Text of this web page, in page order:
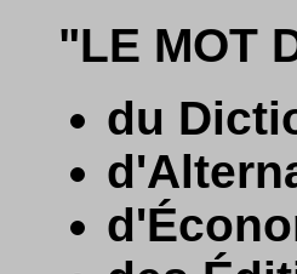
"LE MOT
du